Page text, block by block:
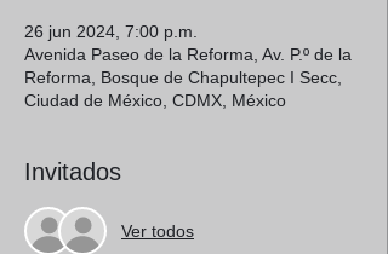
26 jun 2024, 7:00 p.m.
Avenida Paseo de la Reforma, Av. P.º de la
Reforma, Bosque de Chapultepec I Secc,
Ciudad de México, CDMX, México
Invitados
Ver todos